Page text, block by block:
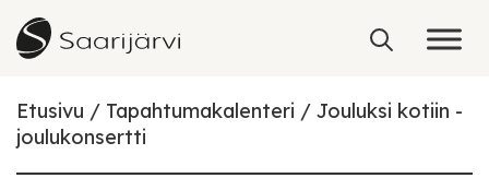
Skip to content
Etusivu Tapahtumakalenteri
Jouluksi kotiin -
joulukonsertti